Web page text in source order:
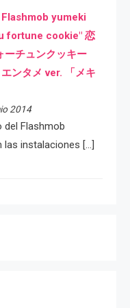
yumeki
fortune cookie" 恋
ーチュンクッキー
ンタメ ver. 「メキ
2014
del Flashmob
las instalaciones […]